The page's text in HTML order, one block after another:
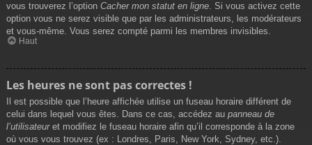
vous trouverez l’option Cacher mon statut en ligne. Si vous activez cette
option vous ne serez visible que par les administrateurs, les modérateurs
et vous-même. Vous serez compté parmi les membres invisibles.
Haut
Les heures ne sont pas correctes !
Il est possible que l’heure affichée utilise un fuseau horaire différent de
celui dans lequel vous êtes. Dans ce cas, accédez au panneau de
l’utilisateuret modifiez le fuseau horaire afin qu’il corresponde à la zone
où vous vous trouvez (ex : Londres, Paris, New York, Sydney, etc.).